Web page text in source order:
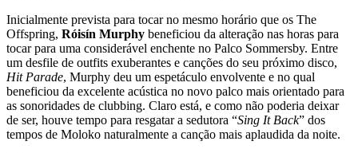
Inicialmente prevista para tocar no mesmo horário que os The
Offspring, Róisín Murphy beneficiou da alteração nas horas para
tocar para uma considerável enchente no Palco Sommersby. Entre
um desfile de outfits exuberantes e canções do seu próximo disco,
Hit Parade, Murphy deu um espetáculo envolvente e no qual
beneficiou da excelente acústica no novo palco mais orientado para
as sonoridades de clubbing. Claro está, e como não poderia deixar
de ser, houve tempo para resgatar a sedutora “Sing It Back” dos
tempos de Moloko naturalmente a canção mais aplaudida da noite.